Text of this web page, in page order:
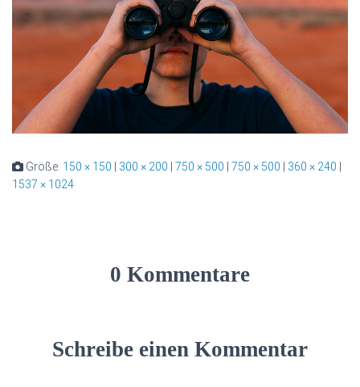
Größe: 150 × 150 300 × 200 750 × 500 750 × 500 360 × 240
1537 × 1024
0 Kommentare
Schreibe einen Kommentar